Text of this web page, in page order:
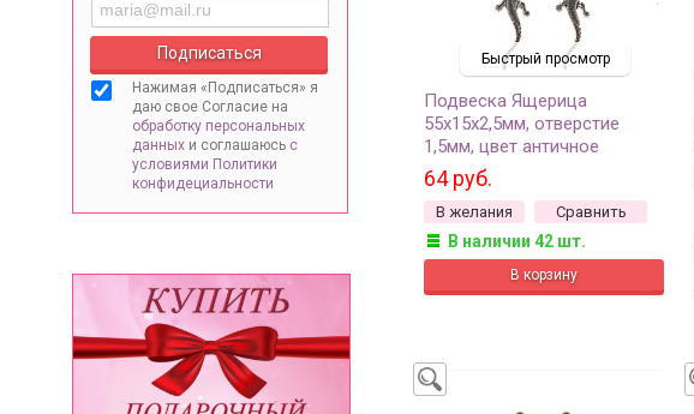
Нажимая «Подписаться» я
даю свое Согласие на
обработку персональных
данных и соглашаюсь с
условиями Политики
конфидециальности
Быстрый просмотр
Подвеска Ящерица
55х15х2,5мм, отверстие
1,5мм, цвет античное
серебро, сплав металлов,
22-091, 2шт
64 руб.
В желания Сравнить
В наличии 42 шт.